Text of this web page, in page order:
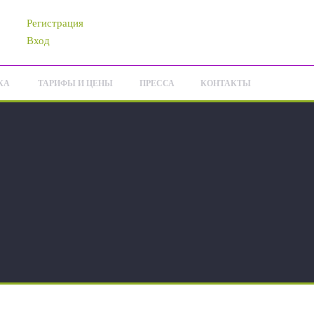
Регистрация
Вход
ТАРИФЫ И ЦЕНЫ ПРЕССА КОНТАКТЫ